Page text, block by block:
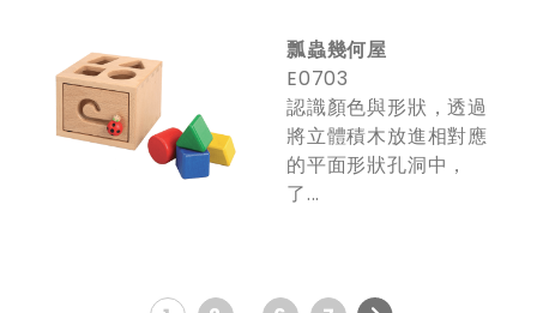
瓢蟲幾何屋
E0703
認識顏色與形狀，透過
將立體積木放進相對應
的平面形狀孔洞中，
了...